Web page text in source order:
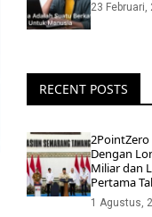
23 Februari,
RECENT POSTS
2PointZero
Dengan
Miliar dan
Pertama
1 Agustus,